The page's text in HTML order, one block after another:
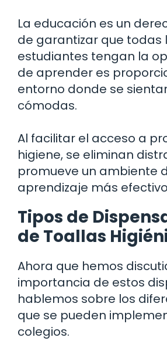
La educación es un
de garantizar que todas
estudiantes tengan la
de aprender es
entorno donde se
cómodas.
Al facilitar el acceso a
higiene, se eliminan
promueve un ambiente
aprendizaje más
Tipos de
de Toallas
Ahora que hemos
importancia de estos
hablemos sobre los
que se pueden
colegios.